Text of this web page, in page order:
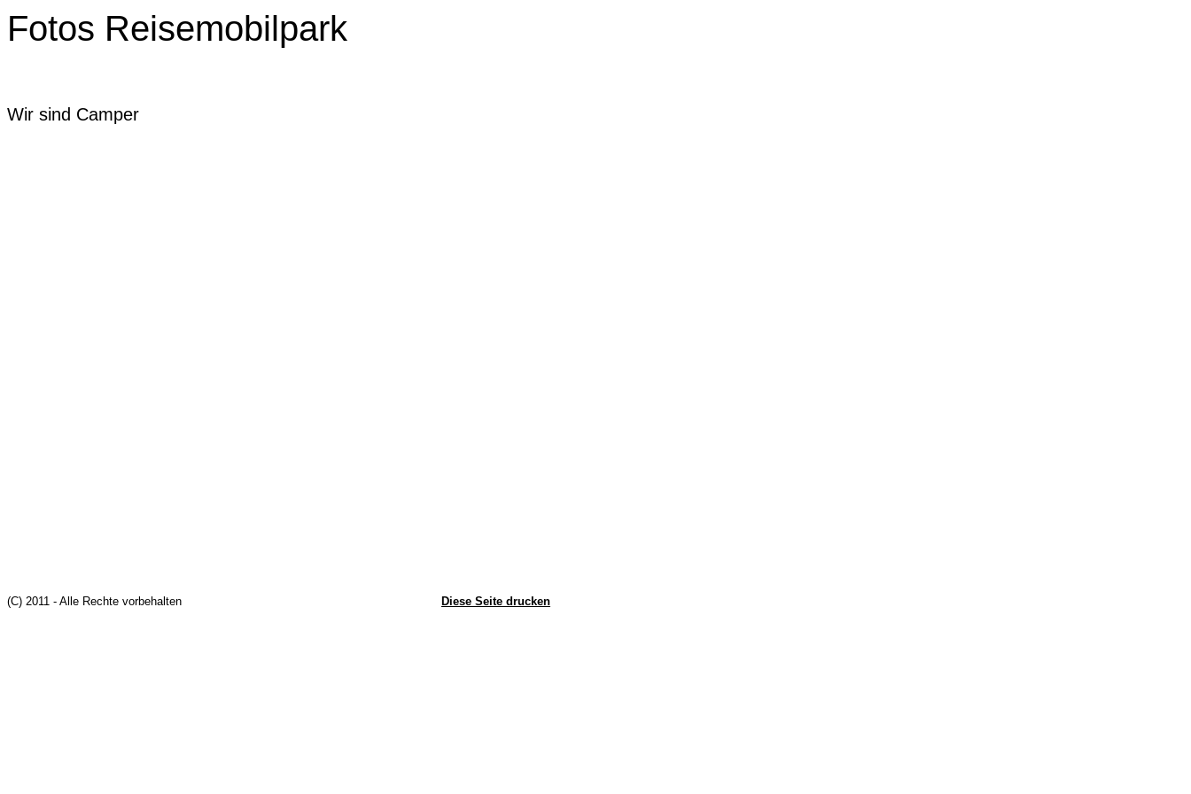
Fotos Reisemobilpark
Wir sind Camper
(C) 2011 - Alle Rechte vorbehalten Diese Seite drucken